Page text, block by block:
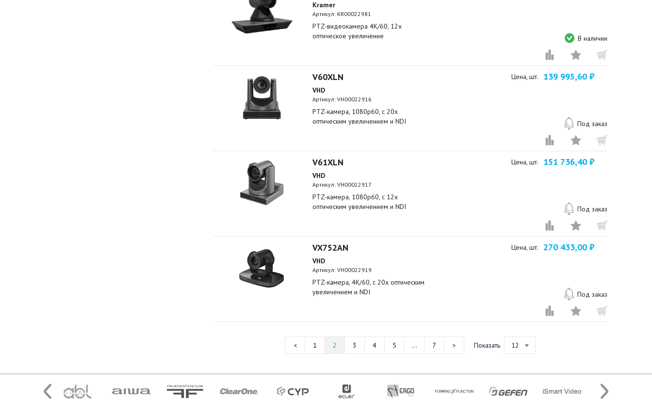
Kramer
Артикул: KR00022981
PTZ-видеокамера 4К/60, 12х
оптическое увеличение
В наличии
V60XLN
VHD
Артикул: VH00022916
PTZ-камера, 1080р60, c 20х
оптическим увеличением и NDI
Цена, шт. 139 995,60 ₽
Под заказ
V61XLN
VHD
Артикул: VH00022917
PTZ-камера, 1080р60, c 12х
оптическим увеличением и NDI
Цена, шт. 151 736,40 ₽
Под заказ
VX752AN
VHD
Артикул: VH00022919
PTZ-камера, 4K/60, c 20х оптическим
увеличением и NDI
Цена, шт. 270 433,00 ₽
Под заказ
1 2 3 4 5 ... 7 Показать 12